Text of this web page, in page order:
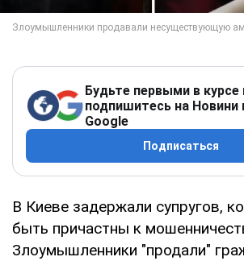
Будьте первыми в курсе
подпишитесь на Новини
Google
Подписаться
В Киеве задержали супругов,
быть причастны к
Злоумышленники "продали"